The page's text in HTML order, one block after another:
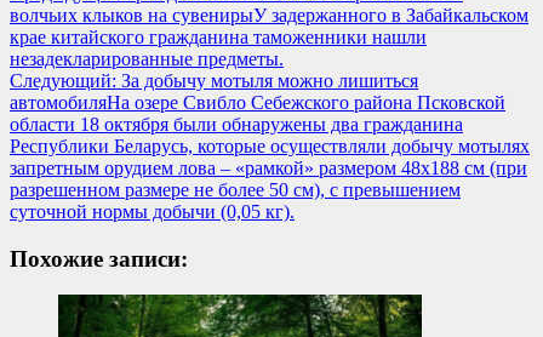
записи
волчьих клыков на сувенирыУ задержанного в Забайкальском
крае китайского гражданина таможенники нашли
незадекларированные предметы.
Следующий: За добычу мотыля можно лишиться
автомобиляНа озере Свибло Себежского района Псковской
области 18 октября были обнаружены два гражданина
Республики Беларусь, которые осуществляли добычу мотылях
запретным орудием лова – «рамкой» размером 48х188 см (при
разрешенном размере не более 50 см), с превышением
суточной нормы добычи (0,05 кг).
Похожие записи: